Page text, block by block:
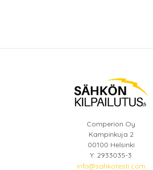
Comperion Oy
Kampinkuja 2
00100 Helsinki
Y: 2933035-3
info@sahkotesti.com